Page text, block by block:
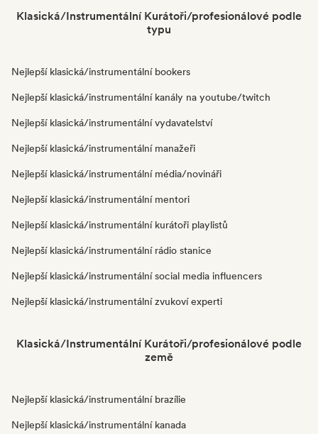
Klasická/Instrumentální Kurátoři/profesionálové podle
typu
Nejlepší klasická/instrumentální bookers
Nejlepší klasická/instrumentální kanály na youtube/twitch
Nejlepší klasická/instrumentální vydavatelství
Nejlepší klasická/instrumentální manažeři
Nejlepší klasická/instrumentální média/novináři
Nejlepší klasická/instrumentální mentori
Nejlepší klasická/instrumentální kurátoři playlistů
Nejlepší klasická/instrumentální rádio stanice
Nejlepší klasická/instrumentální social media influencers
Nejlepší klasická/instrumentální zvukoví experti
Klasická/Instrumentální Kurátoři/profesionálové podle
země
Nejlepší klasická/instrumentální brazílie
Nejlepší klasická/instrumentální kanada